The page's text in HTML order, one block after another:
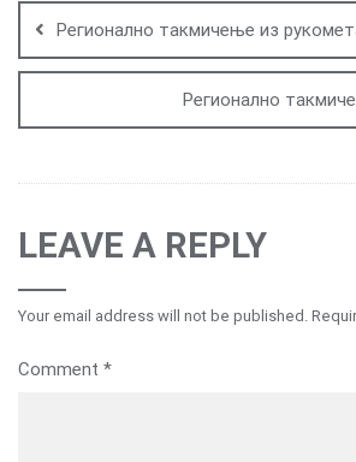
navigation
Регионално такмичење из
Регионално
LEAVE A REPLY
Your email address will not be published.
Comment *